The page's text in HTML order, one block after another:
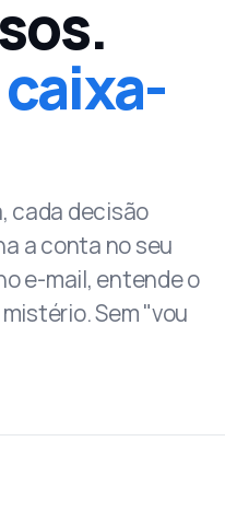
cada decisão
a conta no seu
e-mail, entende o
Sem "vou